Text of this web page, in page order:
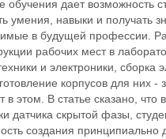
обучения дает возможность
умения, навыки и получать
в будущей профессии.
рабочих мест в
и электроники, сборка
корпусов для них -
в этом. В статье сказано, что
датчика скрытой фазы,
создания принципиально